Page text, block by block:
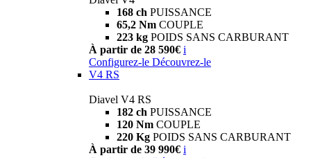
168 ch PUISSANCE
65,2 Nm COUPLE
223 kg POIDS SANS CARBURANT
À partir de 28 590€ i
Configurez-le Découvrez-le
V4 RS
Diavel V4 RS
182 ch PUISSANCE
120 Nm COUPLE
220 Kg POIDS SANS CARBURANT
À partir de 39 990€ i